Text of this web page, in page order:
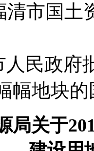
清市国土
人民政府
幅地块
局关于